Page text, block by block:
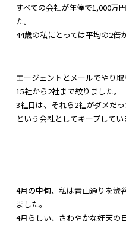
すべての会社が年俸で1,000万
た。
44歳の私にとっては平均の2倍
エージェントとメールでやり
15社から2社まで絞りました。
3社目は、それら2社がダメだ
という会社としてキープしてい
4月の中旬、 私は青山通りを渋
ました。
4月らしい、さわやかな好天の日